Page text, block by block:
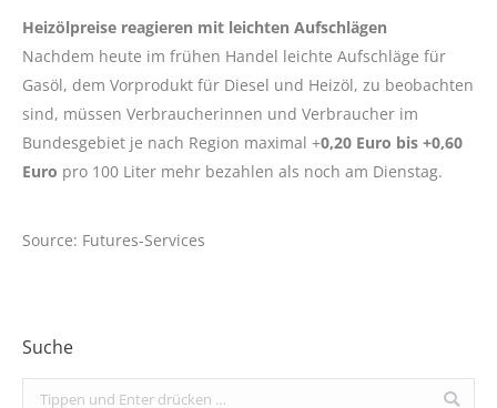
Heizölpreise reagieren mit leichten Aufschlägen
Nachdem heute im frühen Handel leichte Aufschläge für
Gasöl, dem Vorprodukt für Diesel und Heizöl, zu beobachten
sind, müssen Verbraucherinnen und Verbraucher im
Bundesgebiet je nach Region maximal +0,20 Euro bis +0,60
Euro pro 100 Liter mehr bezahlen als noch am Dienstag.
Source: Futures-Services
Suche
Search: